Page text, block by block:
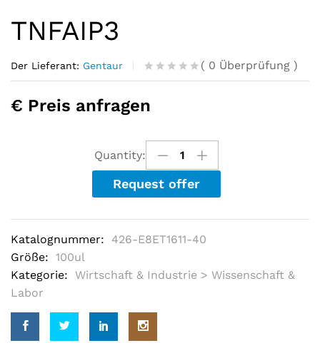
TNFAIP3
Der Lieferant: Gentaur
R
t
o
u
t
o
f
5
a
e
n
0
s
t
o
m
( 0 Überprüfung )
€ Preis anfragen
Quantity:
Request offer
Katalognummer: 426-E8ET1611-40
Größe: 100ul
Kategorie:
Wirtschaft & Industrie > Wissenschaft &
Labor